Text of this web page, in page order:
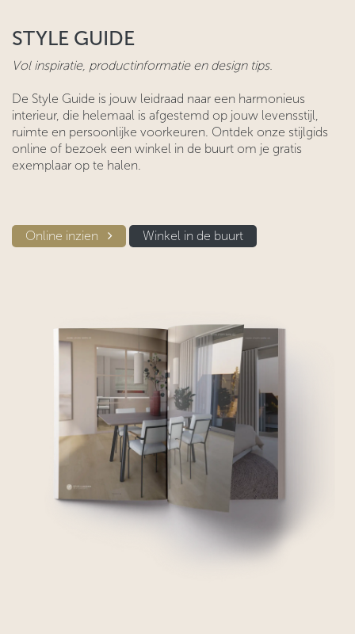
STYLE GUIDE
Vol inspiratie, productinformatie en design tips.
De Style Guide is jouw leidraad naar een harmonieus
interieur, die helemaal is afgestemd op jouw levensstijl,
ruimte en persoonlijke voorkeuren. Ontdek onze stijlgids
online of bezoek een winkel in de buurt om je gratis
exemplaar op te halen.
Online inzien​​ Winkel in d​​e buurt